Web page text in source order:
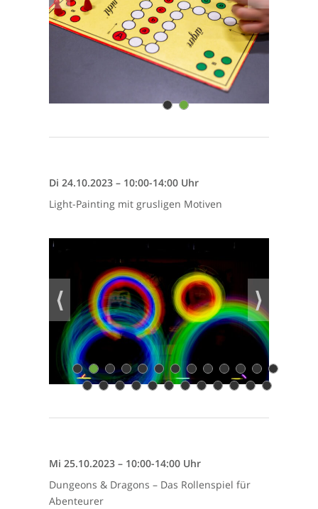
1 2
Di 24.10.2023 – 10:00-14:00 Uhr
Light-Painting mit grusligen Motiven
1 2 3 4 5 6 7 8 9 10 11 12 13
14 15 16 17 18 19 20 21 22 23 24 25
⟨ ⟩
Mi 25.10.2023 – 10:00-14:00 Uhr
Dungeons & Dragons – Das Rollenspiel für
Abenteurer